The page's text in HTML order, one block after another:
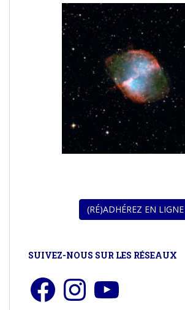
SUIVEZ-NOUS SUR LES RÉSEAUX
FacebookInstagramYouTube